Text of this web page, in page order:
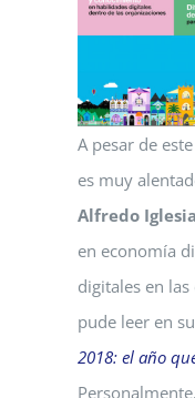
A pesar de
es muy
Alfredo
en economía
digitales en
pude leer en
2018: el año